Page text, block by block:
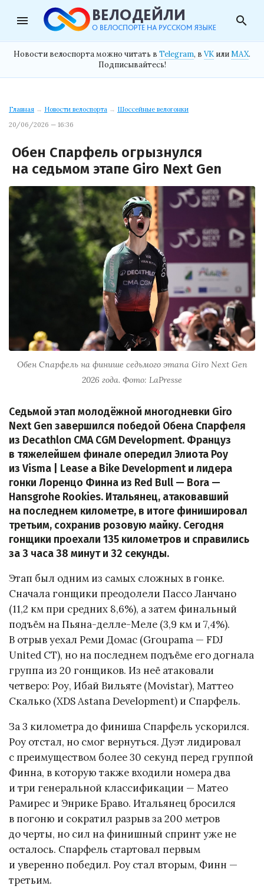
menu search
Новости велоспорта можно читать в Telegram, в VK илиMAX.
Подписывайтесь!
Главная → Новости велоспорта → Шоссейные велогонки
20/06/2026 — 16:36
Обен Спарфель огрызнулся
на седьмом этапе Giro Next Gen
Обен Спарфель на финише седьмого этапа Giro Next Gen
2026 года. Фото: LaPresse
Седьмой этап молодёжной многодневки Giro
Next Gen завершился победой Обена Спарфеля
из Decathlon CMA CGM Development. Француз
в тяжелейшем финале опередил Элиота Роу
из Visma | Lease a Bike Development и лидера
гонки Лоренцо Финна из Red Bull — Bora —
Hansgrohe Rookies. Итальянец, атаковавший
на последнем километре, в итоге финишировал
третьим, сохранив розовую майку. Сегодня
гонщики проехали 135 километров и справились
за 3 часа 38 минут и 32 секунды.
Этап был одним из самых сложных в гонке.
Сначала гонщики преодолели Пассо Ланчано
(11,2 км при средних 8,6%), а затем финальный
подъём на Пьяна-делле-Меле (3,9 км и 7,4%).
В отрыв уехал Реми Домас (Groupama — FDJ
United CT), но на последнем подъёме его догнала
группа из 20 гонщиков. Из неё атаковали
четверо: Роу, Ибай Вильяте (Movistar), Маттео
Скалько (XDS Astana Development) и Спарфель.
За 3 километра до финиша Спарфель ускорился.
Роу отстал, но смог вернуться. Дуэт лидировал
с преимуществом более 30 секунд перед группой
Финна, в которую также входили номера два
и три генеральной классификации — Матео
Рамирес и Энрике Браво. Итальянец бросился
в погоню и сократил разрыв за 200 метров
до черты, но сил на финишный спринт уже не
осталось. Спарфель стартовал первым
и уверенно победил. Роу стал вторым, Финн —
третьим.